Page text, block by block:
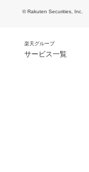
© Rakuten Securities, Inc.
楽天グループ
サービス一覧